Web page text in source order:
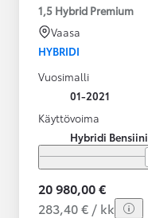
1,5 Hybrid Premium
Vaasa
HYBRIDI
Vuosimalli
01-2021
Käyttövoima
Hybridi Bensiini
20 980,00 €
283,40 € / kk